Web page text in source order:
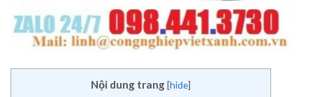
Nội dung trang[hide]